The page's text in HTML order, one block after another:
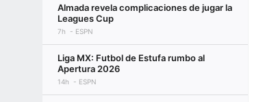
Almada revela complicaciones de jugar la
Leagues Cup
7h ESPN
Liga MX: Futbol de Estufa rumbo al
Apertura 2026
14h ESPN